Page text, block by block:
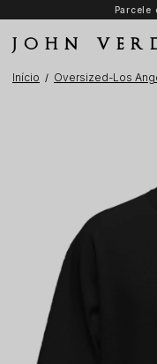
Parcele
JOHN
Início Oversized-Los